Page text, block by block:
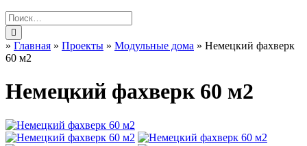
» Главная » Проекты » Модульные дома » Немецкий фахверк
60 м2
Немецкий фахверк 60 м2